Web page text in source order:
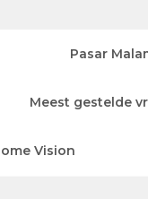
Pasar
Meest gestelde
Vision